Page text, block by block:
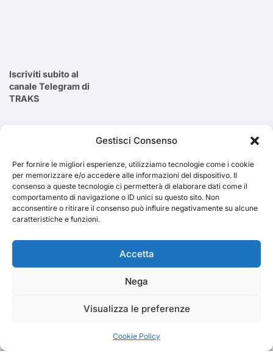
Gestisci Consenso
Per fornire le migliori esperienze, utilizziamo tecnologie come i cookie
per memorizzare e/o accedere alle informazioni del dispositivo. Il
consenso a queste tecnologie ci permetterà di elaborare dati come il
comportamento di navigazione o ID unici su questo sito. Non
acconsentire o ritirare il consenso può influire negativamente su alcune
caratteristiche e funzioni.
Accetta
Nega
Visualizza le preferenze
Cookie Policy
Iscriviti subito al
canale Telegram di
TRAKS
Cerca
TRAKS
Dal 2014 musica indipendente ed emergente